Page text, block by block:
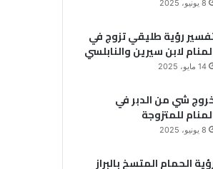
8 يونيو، 2025
رؤية طليقي تزوج في
لابن سيرين والنابلسي
14 مايو، 2025
شي من الدبر في
للمتزوجة
8 يونيو، 2025
الحمام المتسخ بالبراز